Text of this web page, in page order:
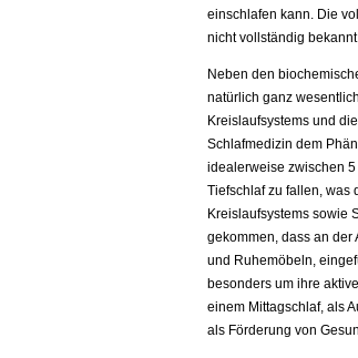
einschlafen kann. Die
nicht vollständig
Neben den
natürlich ganz
Kreislaufsystems und
Schlafmedizin dem
idealerweise zwischen
Tiefschlaf zu fallen, was
Kreislaufsystems sowie
gekommen, dass an
und Ruhemöbeln,
besonders um ihre
einem Mittagschlaf, als
als Förderung von